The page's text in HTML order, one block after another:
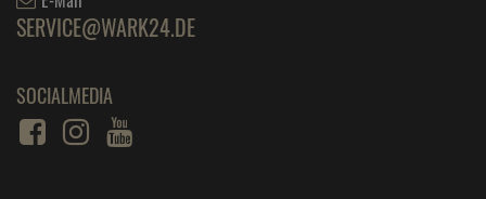
SERVICE@WARK24.DE
SOCIALMEDIA